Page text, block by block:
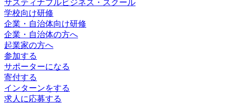
サスティナブルビジネス・スクール
学校向け研修
企業・自治体向け研修
企業・自治体の方へ
起業家の方へ
参加する
サポーターになる
寄付する
インターンをする
求人に応募する